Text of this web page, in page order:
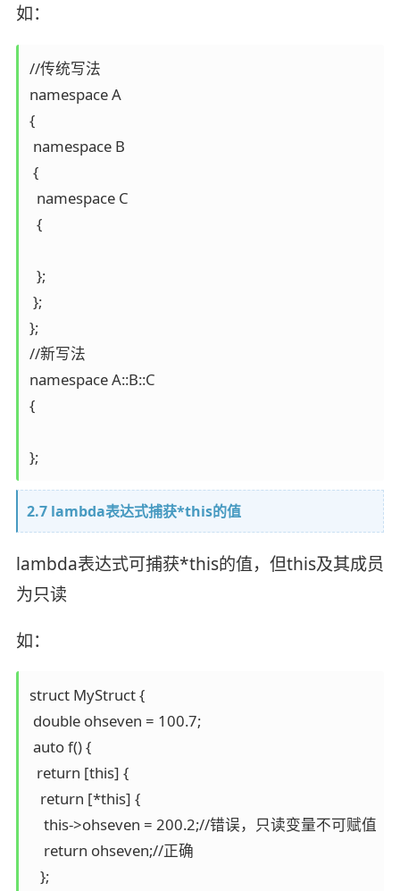
如：
//传统写法
namespace A
{
namespace B
{
  namespace C
  {
  };
};
};
//新写法
namespace A::B::C
{
};
2.7 lambda表达式捕获*this的值
lambda表达式可捕获*this的值，但this及其成员
为只读
如：
struct MyStruct {
double ohseven = 100.7;
auto f() {
  return [this] {
   return [*this] {
    this->ohseven = 200.2;//错误，只读变量不可赋值
    return ohseven;//正确
   };